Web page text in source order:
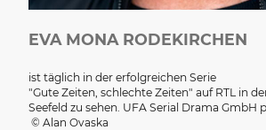
EVA MONA RODEKIRCHEN
ist täglich in der erfolgreichen Serie
"Gute Zeiten, schlechte Zeiten" auf RTL in
Seefeld zu sehen. UFA Serial Drama GmbH
© Alan Ovaska